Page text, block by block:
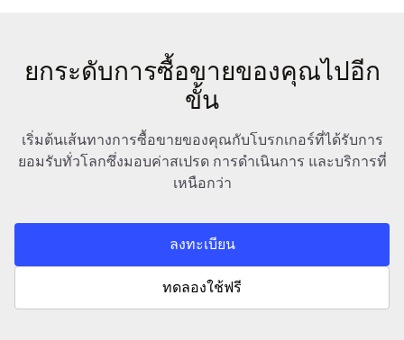
ยกระดับการซื้อขายของคุณไปอีก
ขั้น
เริ่มต้นเส้นทางการซื้อขายของคุณกับโบรกเกอร์ที่ได้รับการ
ยอมรับทั่วโลกซึ่งมอบค่าสเปรด การดำเนินการ และบริการที่
เหนือกว่า
ลงทะเบียน
ทดลองใช้ฟรี